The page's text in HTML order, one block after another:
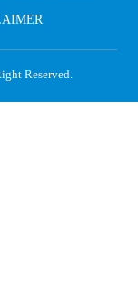
Reserved.